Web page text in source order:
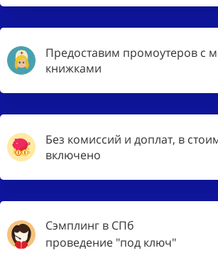
Предоставим промоутеров с
книжками
Без комиссий и доплат, в
включено
Сэмплинг в СПб
проведение "под ключ"